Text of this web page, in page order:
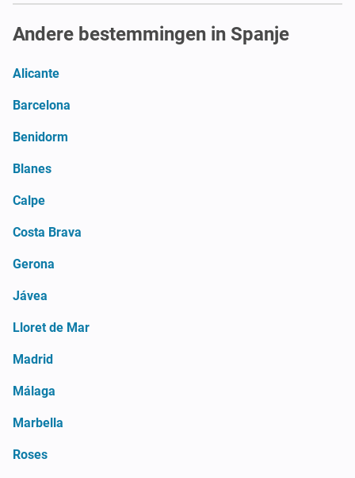
Andere bestemmingen in Spanje
Alicante
Barcelona
Benidorm
Blanes
Calpe
Costa Brava
Gerona
Jávea
Lloret de Mar
Madrid
Málaga
Marbella
Roses